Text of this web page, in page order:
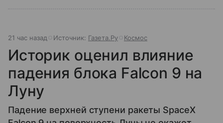
21 час назад Источник: Газета.Ру Космос
Историк оценил влияние
падения блока Falcon 9 на
Луну
Падение верхней ступени ракеты SpaceX